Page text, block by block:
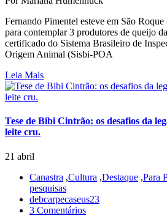
Fernando Pimentel esteve em São
para contemplar 3 produtores de queijo
certificado do Sistema Brasileiro de
Origem Animal (Sisbi-POA
Leia Mais
Tese de Bibi Cintrão: os desafios da
leite cru.
21 abril
Canastra ,Cultura ,Destaque ,Para
pesquisas
debcarpecaseus23
3 Comentários